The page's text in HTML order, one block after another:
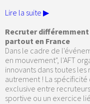
Lire la suite ▶
Recruter
partout en France
Dans le cadre de
en mouvement", l'AFT
innovants dans toutes
autrement ! La
exclusive entre
sportive ou un exercice